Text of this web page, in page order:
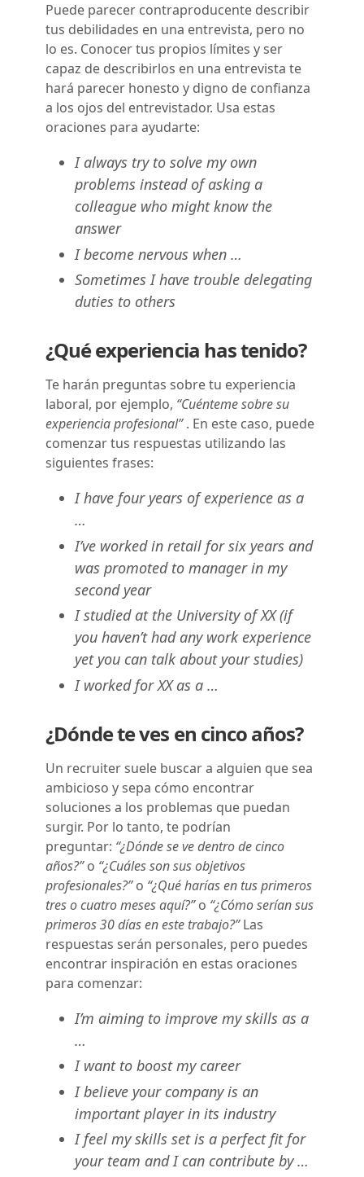
Puede parecer contraproducente describir
tus debilidades en una entrevista, pero no
lo es. Conocer tus propios límites y ser
capaz de describirlos en una entrevista te
hará parecer honesto y digno de confianza
a los ojos del entrevistador. Usa estas
oraciones para ayudarte:
I always try to solve my own
problems instead of asking a
colleague who might know the
answer
I become nervous when …
Sometimes I have trouble delegating
duties to others
¿Qué experiencia has tenido?
Te harán preguntas sobre tu experiencia
laboral, por ejemplo, “Cuénteme sobre su
experiencia profesional”. En este caso, puede
comenzar tus respuestas utilizando las
siguientes frases:
I have four years of experience as a
…
I’ve worked in retail for six years and
was promoted to manager in my
second year
I studied at the University of XX (if
you haven’t had any work experience
yet you can talk about your studies)
I worked for XX as a …
¿Dónde te ves en cinco años?
Un recruiter suele buscar a alguien que sea
ambicioso y sepa cómo encontrar
soluciones a los problemas que puedan
surgir. Por lo tanto, te podrían
preguntar: “¿Dónde se ve dentro de cinco
años?”o “¿Cuáles son sus objetivos
profesionales?”o “¿Qué harías en tus primeros
tres o cuatro meses aquí?”o “¿Cómo serían sus
primeros 30 días en este trabajo?”Las
respuestas serán personales, pero puedes
encontrar inspiración en estas oraciones
para comenzar:
I’m aiming to improve my skills as a
…
I want to boost my career
I believe your company is an
important player in its industry
I feel my skills set is a perfect fit for
your team and I can contribute by …